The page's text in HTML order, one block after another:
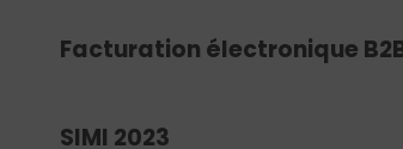
Facturation électronique
SIMI 2023